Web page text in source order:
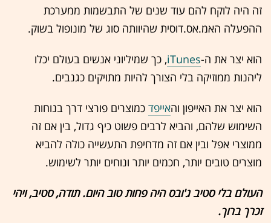
זה היה לוקח להם עוד שנים של התבשמות ממערכת
ההפעלה האמ.אס.דוסית שהיוותה סוג של מונופול בשוק.
הוא יצר את ה-iTunes, כך שמיליוני אנשים בעולם יכלו
ליהנות ממוזיקה בלי הצורך להיות מתויקים כגנבים.
הוא יצר את האייפון והאייפד כמוצרים פורצי דרך בנוחות
השימוש שלהם, והביא לרבים פשוט כיף גדול, בין אם זה
ממוצרי אפל ובין אם זה מדחיפת התעשייה כולה להביא
מוצרים טובים יותר, חכמים יותר ונוחים יותר לשימוש.
העולם בלי סטיב ג'ובס היה פחות טוב היום. תודה, סטיב, ויהי
זכרך ברוך.